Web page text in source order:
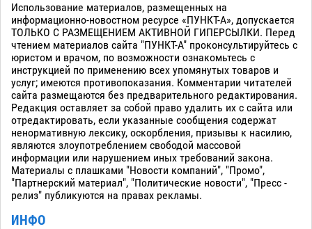
Использование материалов, размещенных на
информационно-новостном ресурсе «ПУНКТ-А», допускается
ТОЛЬКО С РАЗМЕЩЕНИЕМ АКТИВНОЙ ГИПЕРСЫЛКИ. Перед
чтением материалов сайта "ПУНКТ-А" проконсультируйтесь с
юристом и врачом, по возможности ознакомьтесь с
инструкцией по применению всех упомянутых товаров и
услуг; имеются противопоказания. Комментарии читателей
сайта размещаются без предварительного редактирования.
Редакция оставляет за собой право удалить их с сайта или
отредактировать, если указанные сообщения содержат
ненормативную лексику, оскорбления, призывы к насилию,
являются злоупотреблением свободой массовой
информации или нарушением иных требований закона.
Материалы с плашками "Новости компаний", "Промо",
"Партнерский материал", "Политические новости", "Пресс -
релиз" публикуются на правах рекламы.
ИНФО